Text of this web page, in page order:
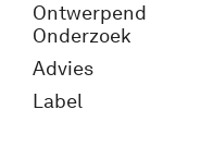
Ontwerpend
Onderzoek
Advies
Label